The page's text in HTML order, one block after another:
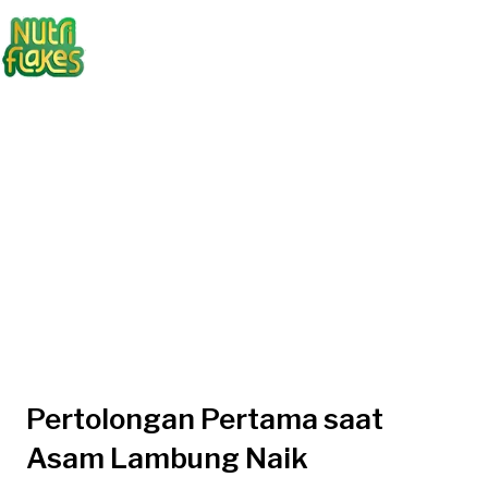
Pertolongan Pertama saat
Asam Lambung Naik